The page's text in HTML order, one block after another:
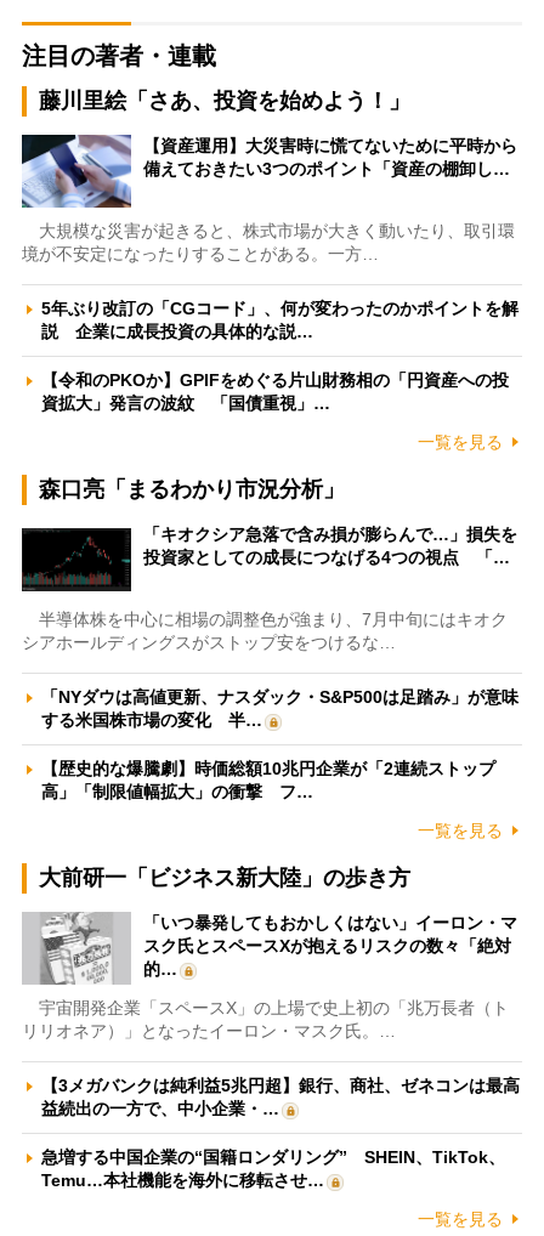
注目の著者・連載
藤川里絵「さあ、投資を始めよう！」
【資産運用】大災害時に慌てないために平時から
備えておきたい3つのポイント「資産の棚卸し…
大規模な災害が起きると、株式市場が大きく動いたり、取引環
境が不安定になったりすることがある。一方…
5年ぶり改訂の「CGコード」、何が変わったのかポイントを解
説 企業に成長投資の具体的な説…
【令和のPKOか】GPIFをめぐる片山財務相の「円資産への投
資拡大」発言の波紋 「国債重視」…
一覧を見る
森口亮「まるわかり市況分析」
「キオクシア急落で含み損が膨らんで…」損失を
投資家としての成長につなげる4つの視点 「…
半導体株を中心に相場の調整色が強まり、7月中旬にはキオク
シアホールディングスがストップ安をつけるな…
「NYダウは高値更新、ナスダック・S&P500は足踏み」が意味
する米国株市場の変化 半…
【歴史的な爆騰劇】時価総額10兆円企業が「2連続ストップ
高」「制限値幅拡大」の衝撃 フ…
一覧を見る
大前研一「ビジネス新大陸」の歩き方
「いつ暴発してもおかしくはない」イーロン・マ
スク氏とスペースXが抱えるリスクの数々「絶対
的…
宇宙開発企業「スペースX」の上場で史上初の「兆万長者（ト
リリオネア）」となったイーロン・マスク氏。…
【3メガバンクは純利益5兆円超】銀行、商社、ゼネコンは最高
益続出の一方で、中小企業・…
急増する中国企業の“国籍ロンダリング” SHEIN、TikTok、
Temu…本社機能を海外に移転させ…
一覧を見る